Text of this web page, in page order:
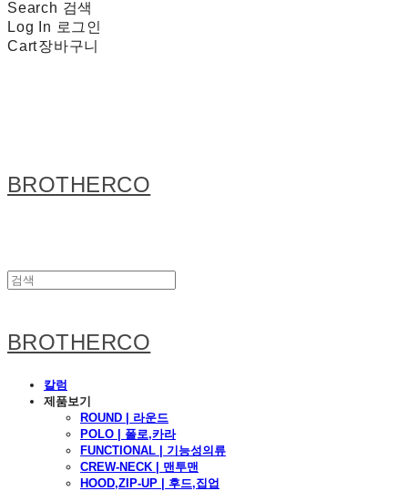
Search 검색
Log In 로그인
Cart장바구니
BROTHERCO
BROTHERCO
칼럼
제품보기
ROUND | 라운드
POLO | 폴로,카라
FUNCTIONAL | 기능성의류
CREW-NECK | 맨투맨
HOOD,ZIP-UP | 후드,집업